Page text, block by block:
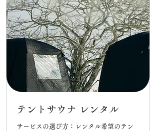
テントサウナ レンタル
サービスの選び方：レンタル希望のテン